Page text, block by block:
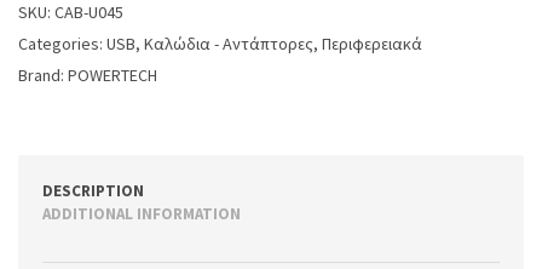
SKU: CAB-U045
Categories: USB, Καλώδια - Αντάπτορες, Περιφερειακά
Brand: POWERTECH
DESCRIPTION
ADDITIONAL INFORMATION